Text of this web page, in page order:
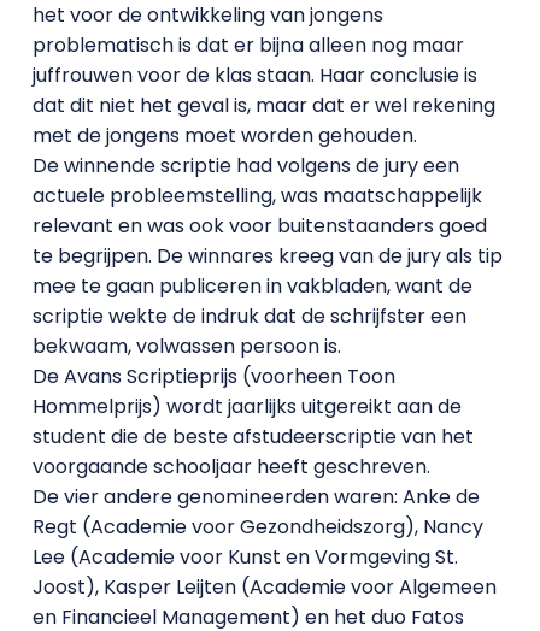
het voor de ontwikkeling van jongens
problematisch is dat er bijna alleen nog maar
juffrouwen voor de klas staan. Haar conclusie is
dat dit niet het geval is, maar dat er wel rekening
met de jongens moet worden gehouden.
De winnende scriptie had volgens de jury een
actuele probleemstelling, was maatschappelijk
relevant en was ook voor buitenstaanders goed
te begrijpen. De winnares kreeg van de jury als tip
mee te gaan publiceren in vakbladen, want de
scriptie wekte de indruk dat de schrijfster een
bekwaam, volwassen persoon is.
De Avans Scriptieprijs (voorheen Toon
Hommelprijs) wordt jaarlijks uitgereikt aan de
student die de beste afstudeerscriptie van het
voorgaande schooljaar heeft geschreven.
De vier andere genomineerden waren: Anke de
Regt (Academie voor Gezondheidszorg), Nancy
Lee (Academie voor Kunst en Vormgeving St.
Joost), Kasper Leijten (Academie voor Algemeen
en Financieel Management) en het duo Fatos